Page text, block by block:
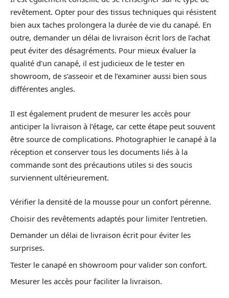
revêtement. Opter pour des tissus techniques qui résistent
bien aux taches prolongera la durée de vie du canapé. En
outre, demander un délai de livraison écrit lors de l’achat
peut éviter des désagréments. Pour mieux évaluer la
qualité d’un canapé, il est judicieux de le tester en
showroom, de s’asseoir et de l’examiner aussi bien sous
différentes angles.
Il est également prudent de mesurer les accès pour
anticiper la livraison à l’étage, car cette étape peut souvent
être source de complications. Photographier le canapé à la
réception et conserver tous les documents liés à la
commande sont des précautions utiles si des soucis
surviennent ultérieurement.
Vérifier la densité de la mousse pour un confort pérenne.
Choisir des revêtements adaptés pour limiter l’entretien.
Demander un délai de livraison écrit pour éviter les
surprises.
Tester le canapé en showroom pour valider son confort.
Mesurer les accès pour faciliter la livraison.